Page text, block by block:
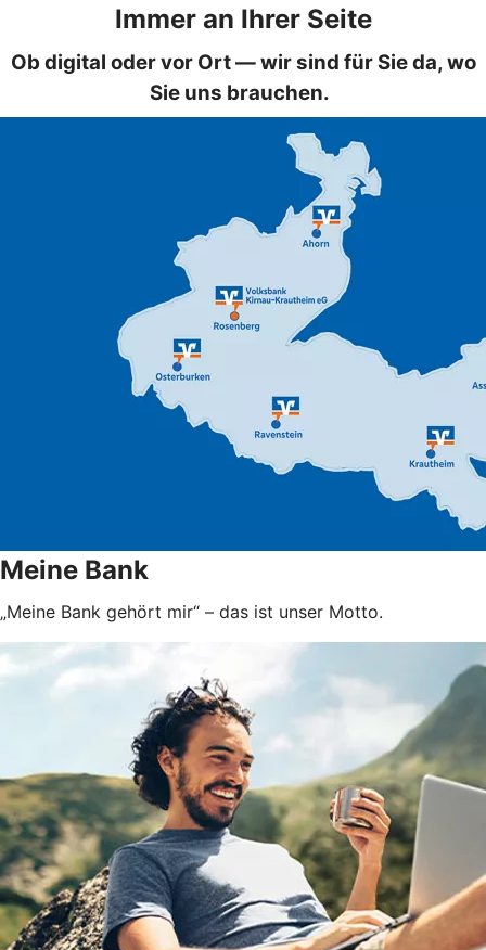
Immer an Ihrer Seite
Ob digital oder vor Ort — wir sind für Sie da, wo
Sie uns brauchen.
Meine Bank
„Meine Bank gehört mir“ – das ist unser Motto.